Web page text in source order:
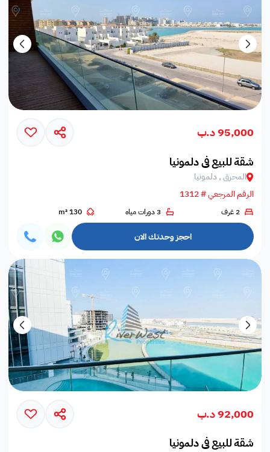
95,000 د.ب
شقة للبيع في دلمونيا
المحرق , دلمونيا
الرقم المرجعي # 1312
2 غرف 3 دورات مياه 130 m²
احجز وحدتك الان
92,000 د.ب
شقة للبيع في دلمونيا